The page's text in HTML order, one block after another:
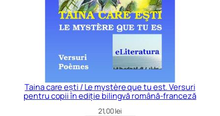
Taina care ești / Le mystère que tu est. Versuri
pentru copii în ediție bilingvă română-franceză
21,00lei